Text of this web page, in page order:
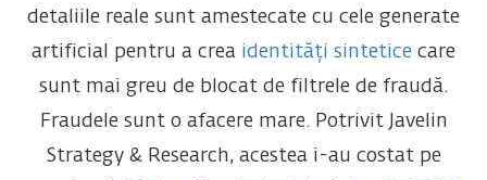
detaliile reale sunt amestecate cu cele generate
artificial pentru a crea identități sintetice care
sunt mai greu de blocat de filtrele de fraudă.
Fraudele sunt o afacere mare. Potrivit Javelin
Strategy & Research, acestea i-au costat pe